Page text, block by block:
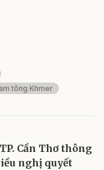
tông Khmer
Cần Thơ thông
nghị quyết